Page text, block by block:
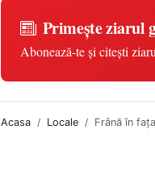
Primește ziarul
Abonează-te și citești
Acasa Locale Frână în